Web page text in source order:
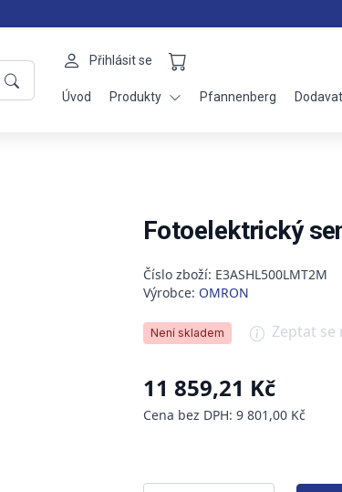
Přihlásit se
Úvod Produkty Pfannenberg
Fotoelektrický
Číslo zboží: E3ASHL500LMT2M
Výrobce: OMRON
Není skladem Zeptat
11 859,21 Kč
Cena bez DPH: 9 801,00 Kč